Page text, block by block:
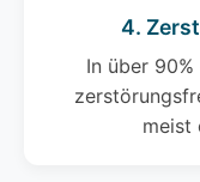
4.
In über
meist